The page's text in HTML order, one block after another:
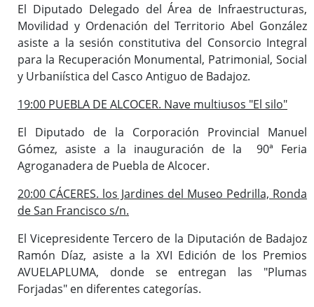
El Diputado Delegado del Área de Infraestructuras,
Movilidad y Ordenación del Territorio Abel González
asiste a la sesión constitutiva del Consorcio Integral
para la Recuperación Monumental, Patrimonial, Social
y Urbaniística del Casco Antiguo de Badajoz.
19:00 PUEBLA DE ALCOCER. Nave multiusos "El silo"
El Diputado de la Corporación Provincial Manuel
Gómez, asiste a la inauguración de la 90ª Feria
Agroganadera de Puebla de Alcocer.
20:00 CÁCERES. los Jardines del Museo Pedrilla, Ronda
de San Francisco s/n.
El Vicepresidente Tercero de la Diputación de Badajoz
Ramón Díaz, asiste a la XVI Edición de los Premios
AVUELAPLUMA, donde se entregan las "Plumas
Forjadas" en diferentes categorías.